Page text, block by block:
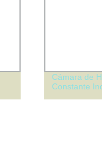
Máquina de
temperatura